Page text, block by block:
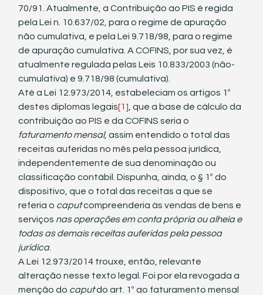
70/91. Atualmente, a Contribuição ao PIS é regida
pela Lei n. 10.637/02, para o regime de apuração
não cumulativa, e pela Lei 9.718/98, para o regime
de apuração cumulativa. A COFINS, por sua vez, é
atualmente regulada pelas Leis 10.833/2003 (não-
cumulativa) e 9.718/98 (cumulativa).
Até a Lei 12.973/2014, estabeleciam os artigos 1º
destes diplomas legais[1] , que a base de cálculo da
contribuição ao PIS e da COFINS seria o
faturamento mensal, assim entendido o total das
receitas auferidas no mês pela pessoa jurídica,
independentemente de sua denominação ou
classificação contábil. Dispunha, ainda, o § 1º do
dispositivo, que o total das receitas a que se
referia o caput compreenderia às vendas de bens e
serviços nas operações em conta própria ou alheia e
todas as demais receitas auferidas pela pessoa
jurídica.
A Lei 12.973/2014 trouxe, então, relevante
alteração nesse texto legal. Foi por ela revogada a
menção do caput do art. 1º ao faturamento mensal